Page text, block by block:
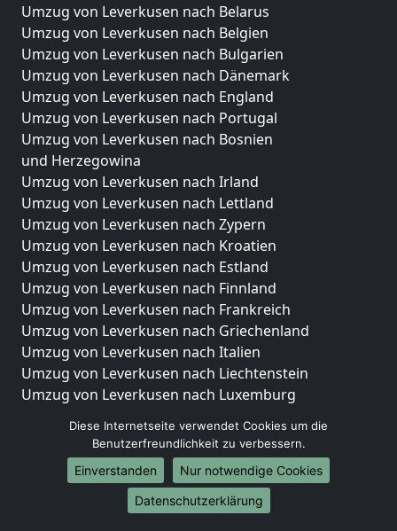
Umzug von Leverkusen nach Belarus
Umzug von Leverkusen nach Belgien
Umzug von Leverkusen nach Bulgarien
Umzug von Leverkusen nach Dänemark
Umzug von Leverkusen nach England
Umzug von Leverkusen nach Portugal
Umzug von Leverkusen nach Bosnien
und Herzegowina
Umzug von Leverkusen nach Irland
Umzug von Leverkusen nach Lettland
Umzug von Leverkusen nach Zypern
Umzug von Leverkusen nach Kroatien
Umzug von Leverkusen nach Estland
Umzug von Leverkusen nach Finnland
Umzug von Leverkusen nach Frankreich
Umzug von Leverkusen nach Griechenland
Umzug von Leverkusen nach Italien
Umzug von Leverkusen nach Liechtenstein
Umzug von Leverkusen nach Luxemburg
Umzug von Leverkusen nach Norwegen
Umzüge-Deutschlandweit
Umzug von Leverkusen nach Berlin
Diese Internetseite verwendet Cookies um die
Benutzerfreundlichkeit zu verbessern.
Einverstanden
Nur notwendige Cookies
Datenschutzerklärung